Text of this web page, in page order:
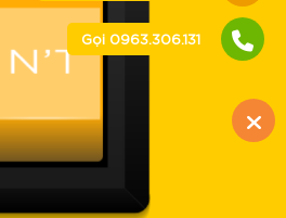
Gọi 0963.306.131